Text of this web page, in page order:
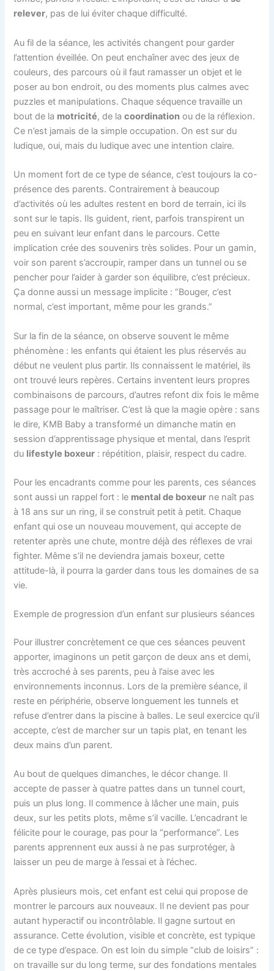
relever, pas de lui éviter chaque difficulté.
Au fil de la séance, les activités changent pour garder
l’attention éveillée. On peut enchaîner avec des jeux de
couleurs, des parcours où il faut ramasser un objet et le
poser au bon endroit, ou des moments plus calmes avec
puzzles et manipulations. Chaque séquence travaille un
bout de la motricité, de lacoordination ou de la réflexion.
Ce n’est jamais de la simple occupation. On est sur du
ludique, oui, mais du ludique avec une intention claire.
Un moment fort de ce type de séance, c’est toujours la co-
présence des parents. Contrairement à beaucoup
d’activités où les adultes restent en bord de terrain, ici ils
sont sur le tapis. Ils guident, rient, parfois transpirent un
peu en suivant leur enfant dans le parcours. Cette
implication crée des souvenirs très solides. Pour un gamin,
voir son parent s’accroupir, ramper dans un tunnel ou se
pencher pour l’aider à garder son équilibre, c’est précieux.
Ça donne aussi un message implicite : “Bouger, c’est
normal, c’est important, même pour les grands.”
Sur la fin de la séance, on observe souvent le même
phénomène : les enfants qui étaient les plus réservés au
début ne veulent plus partir. Ils connaissent le matériel, ils
ont trouvé leurs repères. Certains inventent leurs propres
combinaisons de parcours, d’autres refont dix fois le même
passage pour le maîtriser. C’est là que la magie opère : sans
le dire, KMB Baby a transformé un dimanche matin en
session d’apprentissage physique et mental, dans l’esprit
du lifestyle boxeur : répétition, plaisir, respect du cadre.
Pour les encadrants comme pour les parents, ces séances
sont aussi un rappel fort : le mental de boxeur ne naît pas
à 18 ans sur un ring, il se construit petit à petit. Chaque
enfant qui ose un nouveau mouvement, qui accepte de
retenter après une chute, montre déjà des réflexes de vrai
fighter. Même s’il ne deviendra jamais boxeur, cette
attitude-là, il pourra la garder dans tous les domaines de sa
vie.
Exemple de progression d’un enfant sur plusieurs séances
Pour illustrer concrètement ce que ces séances peuvent
apporter, imaginons un petit garçon de deux ans et demi,
très accroché à ses parents, peu à l’aise avec les
environnements inconnus. Lors de la première séance, il
reste en périphérie, observe longuement les tunnels et
refuse d’entrer dans la piscine à balles. Le seul exercice qu’il
accepte, c’est de marcher sur un tapis plat, en tenant les
deux mains d’un parent.
Au bout de quelques dimanches, le décor change. Il
accepte de passer à quatre pattes dans un tunnel court,
puis un plus long. Il commence à lâcher une main, puis
deux, sur les petits plots, même s’il vacille. L’encadrant le
félicite pour le courage, pas pour la “performance”. Les
parents apprennent eux aussi à ne pas surprotéger, à
laisser un peu de marge à l’essai et à l’échec.
Après plusieurs mois, cet enfant est celui qui propose de
montrer le parcours aux nouveaux. Il ne devient pas pour
autant hyperactif ou incontrôlable. Il gagne surtout en
assurance. Cette évolution, visible et concrète, est typique
de ce type d’espace. On est loin du simple “club de loisirs” :
on travaille sur du long terme, sur des fondations mentales